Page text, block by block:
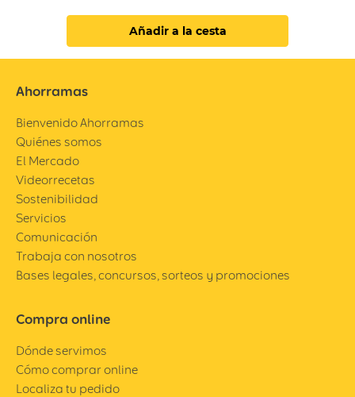
Añadir a la cesta
Ahorramas
Bienvenido Ahorramas
Quiénes somos
El Mercado
Videorrecetas
Sostenibilidad
Servicios
Comunicación
Trabaja con nosotros
Bases legales, concursos, sorteos y promociones
Compra online
Dónde servimos
Cómo comprar online
Localiza tu pedido